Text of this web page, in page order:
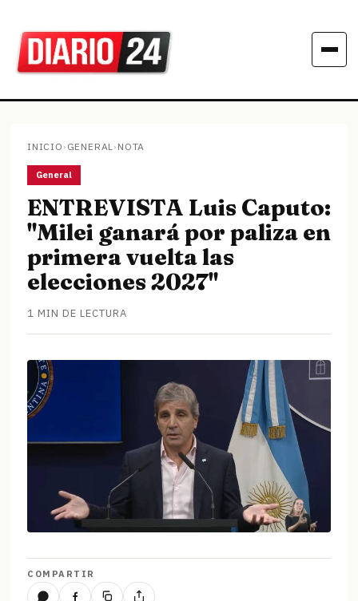
INICIO› GENERAL› NOTA
General
ENTREVISTA Luis Caputo:
"Milei ganará por paliza en
primera vuelta las
elecciones 2027"
1 MIN DE LECTURA
COMPARTIR